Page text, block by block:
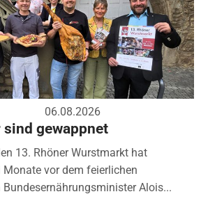
06.08.2026
sind gewappnet
13. Rhöner Wurstmarkt hat
Monate vor dem feierlichen
Alois...